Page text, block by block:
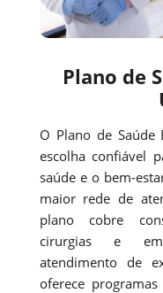
Plano de
O Plano de
escolha confiável
saúde e o bem-
maior rede de
plano cobre
cirurgias e
atendimento de
oferece